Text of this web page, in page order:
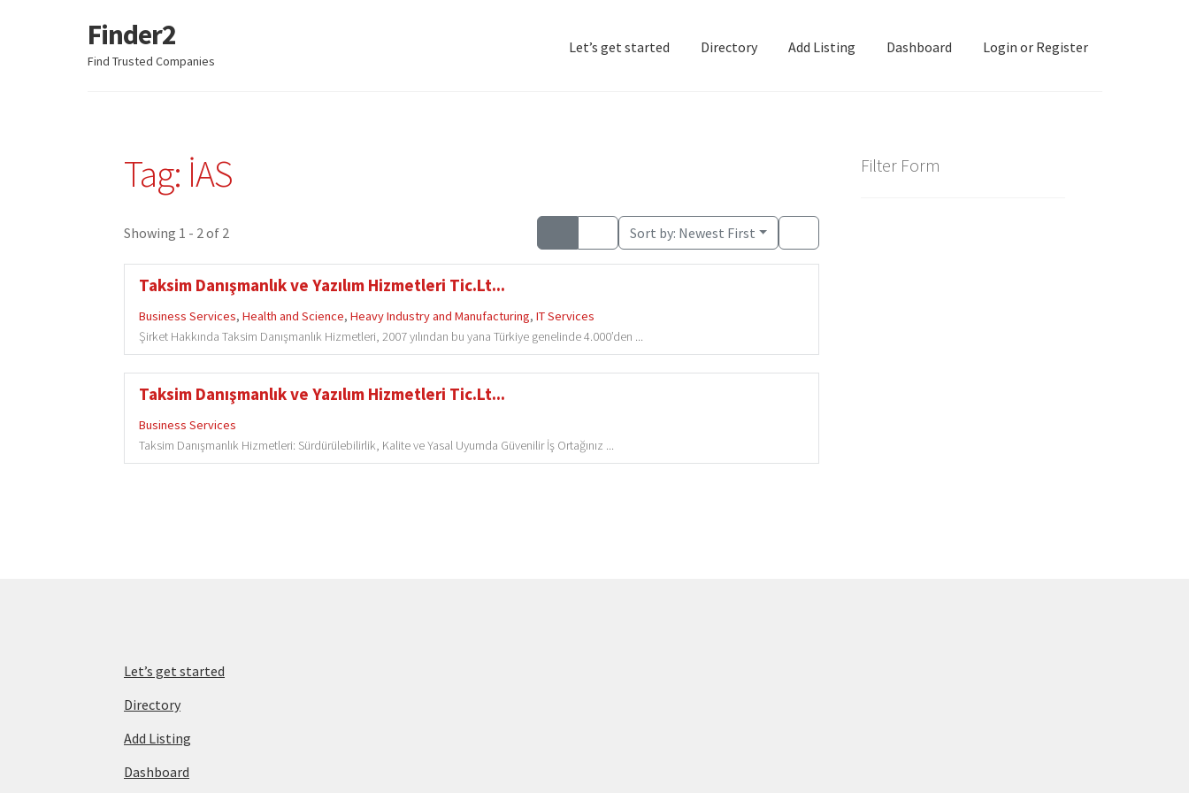
Skip
to
Skip
to
Finder2
Find Trusted Companies
Let’s get started Directory Add Listing Dashboard Login or Register
Tag: İAS
Showing 1 - 2 of 2 Sort by: Newest First
Taksim Danışmanlık ve Yazılım Hizmetleri Tic.Lt...
Business Services,Health and Science,Heavy Industry and Manufacturing,IT Services
Şirket Hakkında Taksim Danışmanlık Hizmetleri, 2007 yılından bu yana Türkiye genelinde 4.000’den ...
Taksim Danışmanlık ve Yazılım Hizmetleri Tic.Lt...
Business Services
Taksim Danışmanlık Hizmetleri: Sürdürülebilirlik, Kalite ve Yasal Uyumda Güvenilir İş Ortağınız ...
Filter Form
Let’s get started
Directory
Add Listing
Dashboard